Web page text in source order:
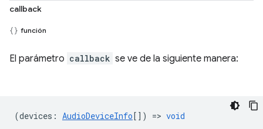
callback
función
El parámetro callback se ve de la siguiente manera:
(devices : AudioDeviceInfo[]) => void